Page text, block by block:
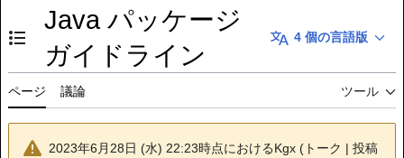
ス
ッ
プ
目次の表示・非表示を切り替え
Java パッケージ
ガイドライン
4 個の言語版
ページ 議論 ツール
2023年6月28日 (水) 22:23時点におけるKgx ( トーク | 投稿